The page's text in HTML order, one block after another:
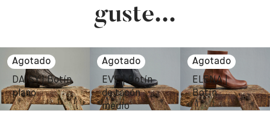
guste...
DAISY | Botín
plano
EVE | Botín
de tacón
medio
ELENA |
Botín